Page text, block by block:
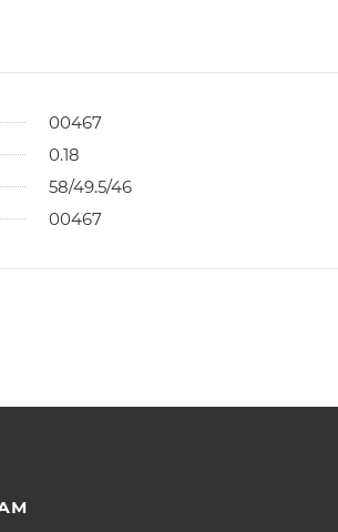
00467
0.18
58/49.5/46
00467